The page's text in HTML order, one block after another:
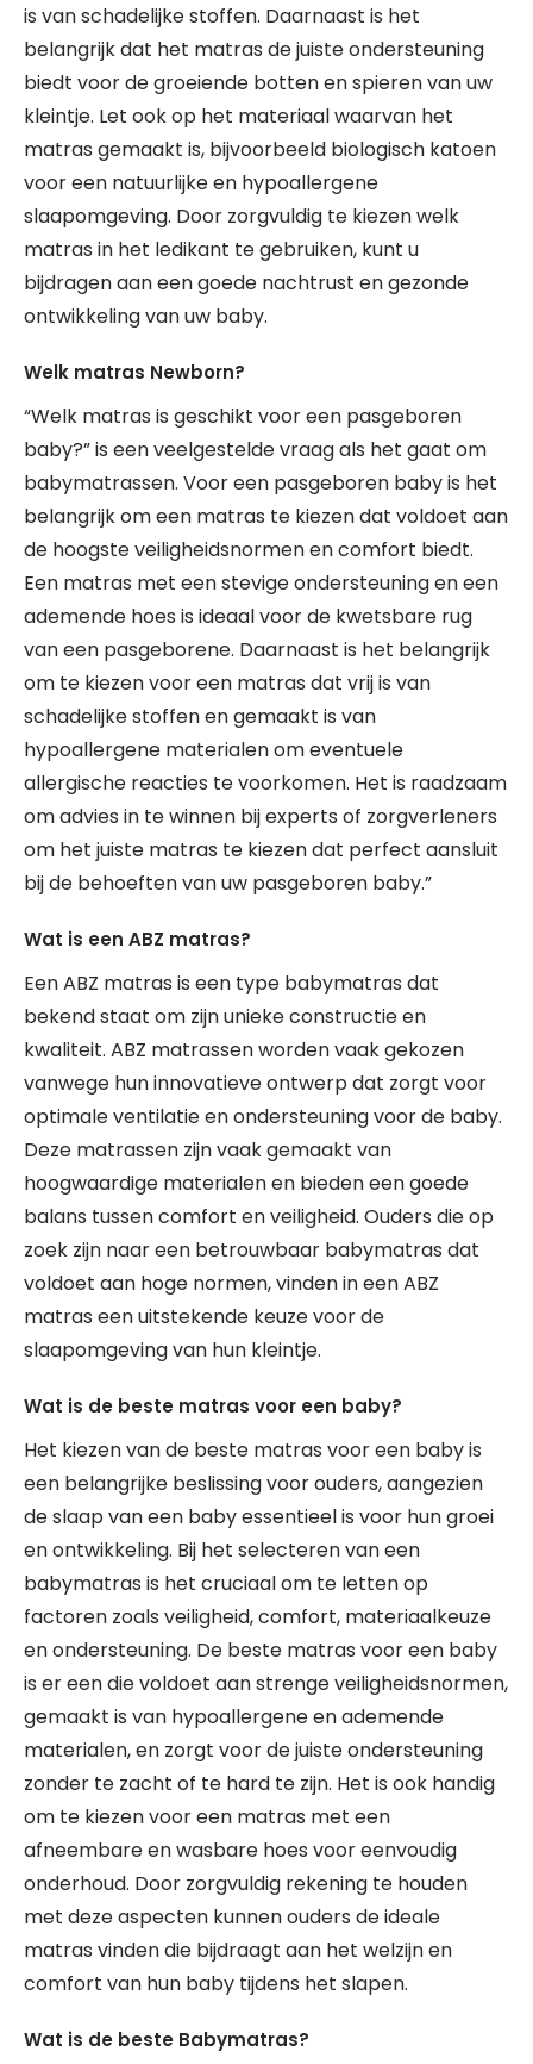
is van schadelijke stoffen. Daarnaast is het
belangrijk dat het matras de juiste ondersteuning
biedt voor de groeiende botten en spieren van uw
kleintje. Let ook op het materiaal waarvan het
matras gemaakt is, bijvoorbeeld biologisch katoen
voor een natuurlijke en hypoallergene
slaapomgeving. Door zorgvuldig te kiezen welk
matras in het ledikant te gebruiken, kunt u
bijdragen aan een goede nachtrust en gezonde
ontwikkeling van uw baby.
Welk matras Newborn?
“Welk matras is geschikt voor een pasgeboren
baby?” is een veelgestelde vraag als het gaat om
babymatrassen. Voor een pasgeboren baby is het
belangrijk om een matras te kiezen dat voldoet aan
de hoogste veiligheidsnormen en comfort biedt.
Een matras met een stevige ondersteuning en een
ademende hoes is ideaal voor de kwetsbare rug
van een pasgeborene. Daarnaast is het belangrijk
om te kiezen voor een matras dat vrij is van
schadelijke stoffen en gemaakt is van
hypoallergene materialen om eventuele
allergische reacties te voorkomen. Het is raadzaam
om advies in te winnen bij experts of zorgverleners
om het juiste matras te kiezen dat perfect aansluit
bij de behoeften van uw pasgeboren baby.”
Wat is een ABZ matras?
Een ABZ matras is een type babymatras dat
bekend staat om zijn unieke constructie en
kwaliteit. ABZ matrassen worden vaak gekozen
vanwege hun innovatieve ontwerp dat zorgt voor
optimale ventilatie en ondersteuning voor de baby.
Deze matrassen zijn vaak gemaakt van
hoogwaardige materialen en bieden een goede
balans tussen comfort en veiligheid. Ouders die op
zoek zijn naar een betrouwbaar babymatras dat
voldoet aan hoge normen, vinden in een ABZ
matras een uitstekende keuze voor de
slaapomgeving van hun kleintje.
Wat is de beste matras voor een baby?
Het kiezen van de beste matras voor een baby is
een belangrijke beslissing voor ouders, aangezien
de slaap van een baby essentieel is voor hun groei
en ontwikkeling. Bij het selecteren van een
babymatras is het cruciaal om te letten op
factoren zoals veiligheid, comfort, materiaalkeuze
en ondersteuning. De beste matras voor een baby
is er een die voldoet aan strenge veiligheidsnormen,
gemaakt is van hypoallergene en ademende
materialen, en zorgt voor de juiste ondersteuning
zonder te zacht of te hard te zijn. Het is ook handig
om te kiezen voor een matras met een
afneembare en wasbare hoes voor eenvoudig
onderhoud. Door zorgvuldig rekening te houden
met deze aspecten kunnen ouders de ideale
matras vinden die bijdraagt aan het welzijn en
comfort van hun baby tijdens het slapen.
Wat is de beste Babymatras?